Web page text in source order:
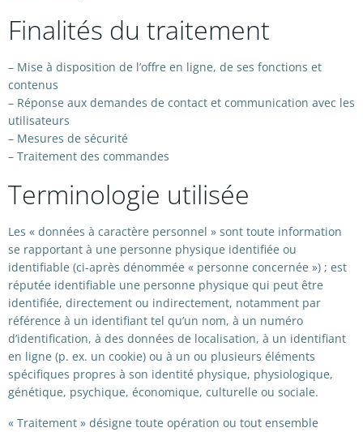
Finalités du traitement
– Mise à disposition de l’offre en ligne, de ses fonctions et
contenus
– Réponse aux demandes de contact et communication avec les
utilisateurs
– Mesures de sécurité
– Traitement des commandes
Terminologie utilisée
Les « données à caractère personnel » sont toute information
se rapportant à une personne physique identifiée ou
identifiable (ci-après dénommée « personne concernée ») ; est
réputée identifiable une personne physique qui peut être
identifiée, directement ou indirectement, notamment par
référence à un identifiant tel qu’un nom, à un numéro
d’identification, à des données de localisation, à un identifiant
en ligne (p. ex. un cookie) ou à un ou plusieurs éléments
spécifiques propres à son identité physique, physiologique,
génétique, psychique, économique, culturelle ou sociale.
« Traitement » désigne toute opération ou tout ensemble